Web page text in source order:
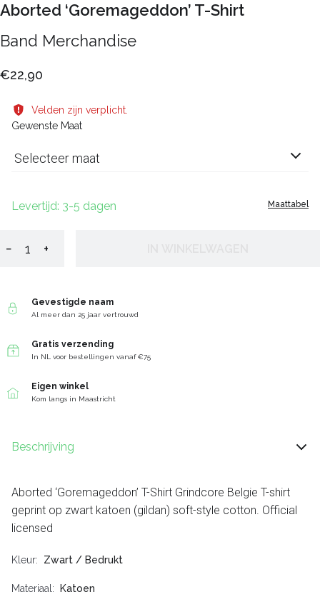
Aborted ‘Goremageddon’ T-Shirt
Band Merchandise
€22,90
Velden zijn verplicht.
Gewenste Maat
Selecteer maat
Maattabel
Levertijd: 3-5 dagen
− +
Gevestigde naam
Al meer dan 25 jaar vertrouwd
Gratis verzending
In NL voor bestellingen vanaf €75
Eigen winkel
Kom langs in Maastricht
Beschrijving
Aborted ‘Goremageddon’ T-Shirt Grindcore Belgie T-shirt
geprint op zwart katoen (gildan) soft-style cotton. Official
licensed
Kleur Zwart / Bedrukt
Materiaal Katoen